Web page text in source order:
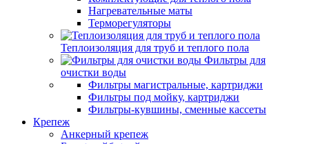
Нагревательные маты
Терморегуляторы
Теплоизоляция для труб и теплого пола
Фильтры для
очистки воды
Фильтры магистральные, картриджи
Фильтры под мойку, картриджи
Фильтры-кувшины, сменные кассеты
Крепеж
Анкерный крепеж